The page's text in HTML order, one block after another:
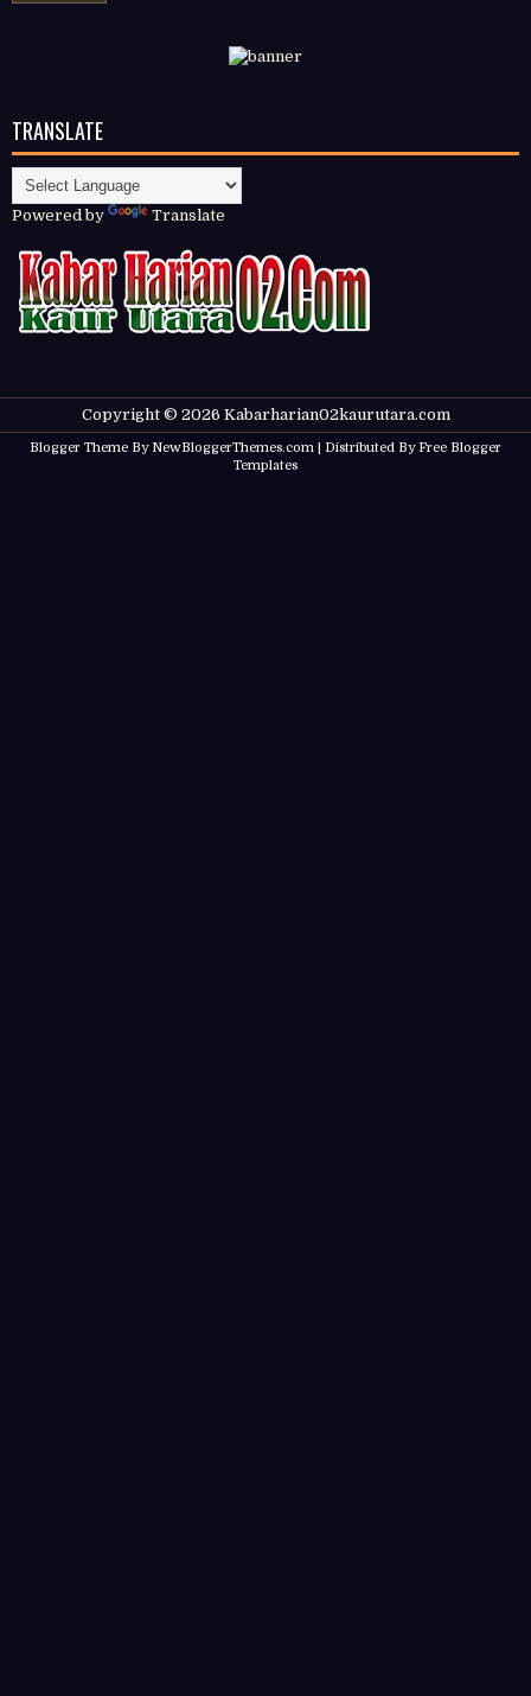
TRANSLATE
Powered by Translate
Copyright © 2026 Kabarharian02kaurutara.com
Blogger Theme By NewBloggerThemes.com | Distributed ByFree Blogger
Templates